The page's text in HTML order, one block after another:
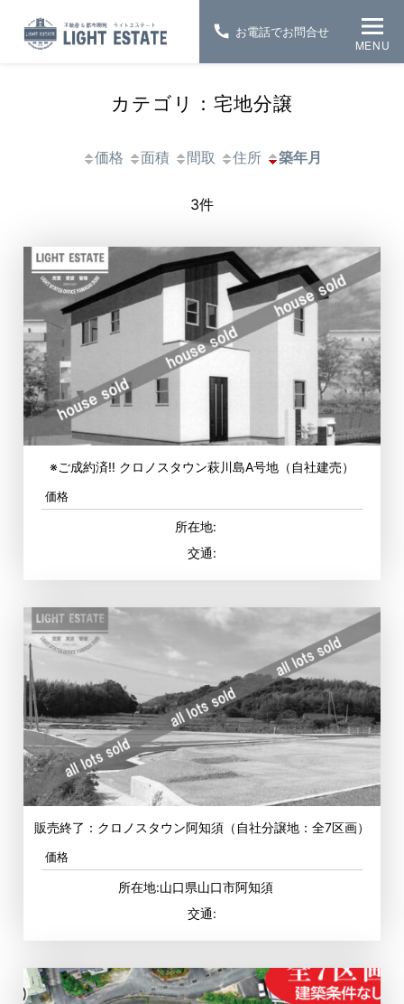
MENU
カテゴリ：宅地分譲
価格 面積 間取 住所 築年月
3件
※ご成約済‼ クロノスタウン萩川島A号地（自社建売）
価格
所在地:
交通:
販売終了：クロノスタウン阿知須（自社分譲地：全7区画）
価格
所在地:山口県山口市阿知須
交通:
お電話でお問合せ